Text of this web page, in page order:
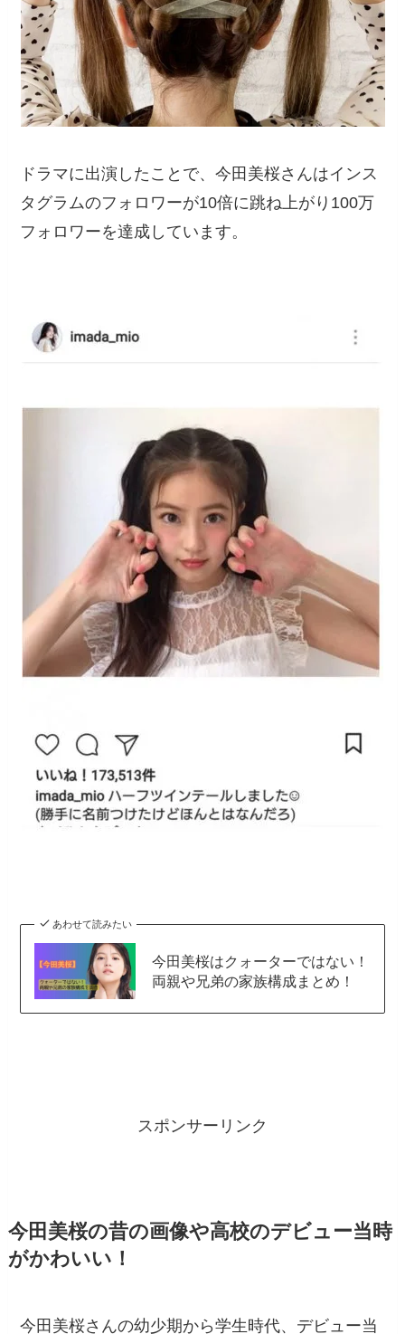
ドラマに出演したことで、今田美桜さんはインス
タグラムのフォロワーが10倍に跳ね上がり100万
フォロワーを達成しています。
あわせて読みたい
今田美桜はクォーターではない！
両親や兄弟の家族構成まとめ！
スポンサーリンク
今田美桜の昔の画像や高校のデビュー当時
がかわいい！
今田美桜さんの幼少期から学生時代、デビュー当